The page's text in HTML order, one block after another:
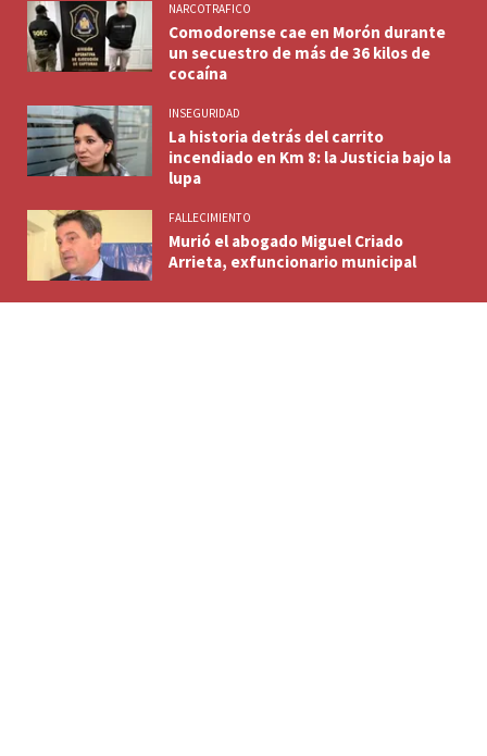
NARCOTRAFICO
Comodorense cae en Morón durante
un secuestro de más de 36 kilos de
cocaína
INSEGURIDAD
La historia detrás del carrito
incendiado en Km 8: la Justicia bajo la
lupa
FALLECIMIENTO
Murió el abogado Miguel Criado
Arrieta, exfuncionario municipal